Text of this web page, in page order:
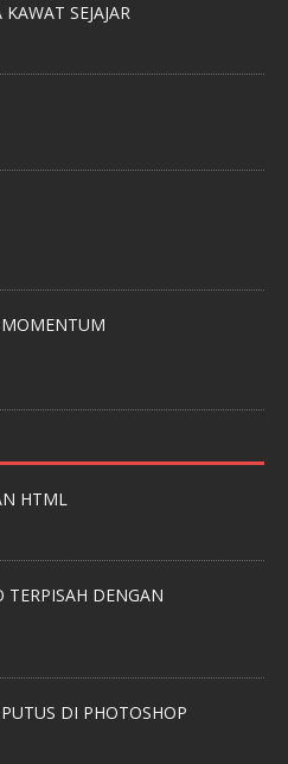
SEJAJAR
HTML
DENGAN
DI PHOTOSHOP